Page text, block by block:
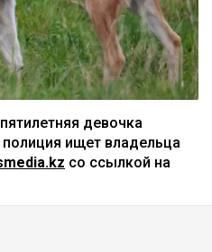
девочка
ищет владельца
со ссылкой на